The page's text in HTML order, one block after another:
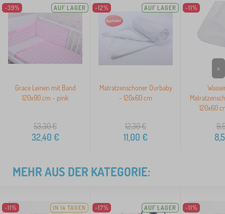
-39% AUF LAGER
Grace Leinen mit Band
120x90 cm - pink
53,30€
32,40 €
-12% AUF LAGER
Matratzenschoner Ourbaby
- 120x60 cm
12,30€
11,00 €
-11%
120x60
>
MEHR AUS DER KATEGORIE:
-11% IN 14 TAGEN -17% AUF LAGER -11%